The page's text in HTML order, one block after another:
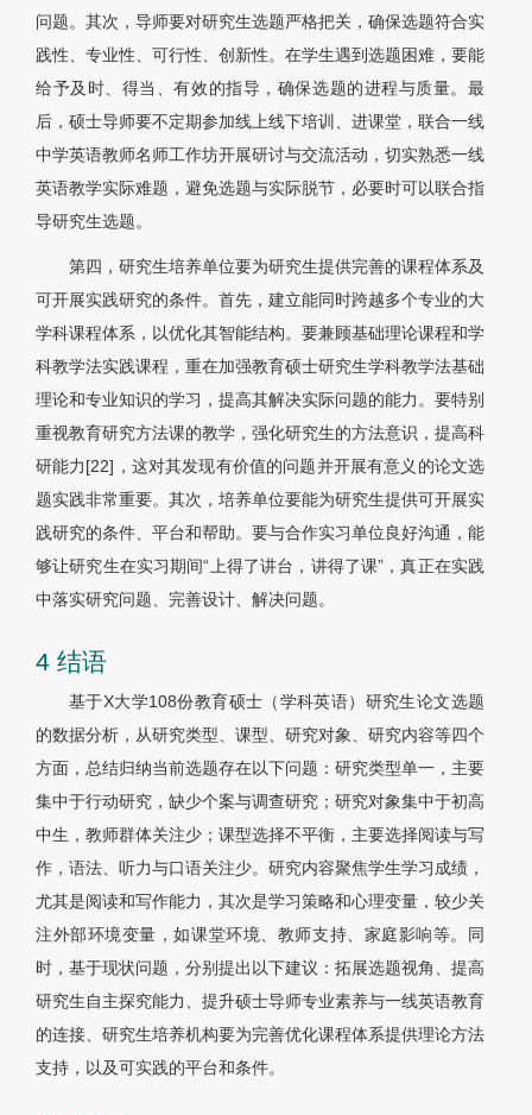
问题。其次，导师要对研究生选题严格把关，确保选题符合实
践性、专业性、可行性、创新性。在学生遇到选题困难，要能
给予及时、得当、有效的指导，确保选题的进程与质量。最
后，硕士导师要不定期参加线上线下培训、进课堂，联合一线
中学英语教师名师工作坊开展研讨与交流活动，切实熟悉一线
英语教学实际难题，避免选题与实际脱节，必要时可以联合指
导研究生选题。
第四，研究生培养单位要为研究生提供完善的课程体系及
可开展实践研究的条件。首先，建立能同时跨越多个专业的大
学科课程体系，以优化其智能结构。要兼顾基础理论课程和学
科教学法实践课程，重在加强教育硕士研究生学科教学法基础
理论和专业知识的学习，提高其解决实际问题的能力。要特别
重视教育研究方法课的教学，强化研究生的方法意识，提高科
研能力[22]，这对其发现有价值的问题并开展有意义的论文选
题实践非常重要。其次，培养单位要能为研究生提供可开展实
践研究的条件、平台和帮助。要与合作实习单位良好沟通，能
够让研究生在实习期间“上得了讲台，讲得了课”，真正在实践
中落实研究问题、完善设计、解决问题。
4 结语
基于X大学108份教育硕士（学科英语）研究生论文选题
的数据分析，从研究类型、课型、研究对象、研究内容等四个
方面，总结归纳当前选题存在以下问题：研究类型单一，主要
集中于行动研究，缺少个案与调查研究；研究对象集中于初高
中生，教师群体关注少；课型选择不平衡，主要选择阅读与写
作，语法、听力与口语关注少。研究内容聚焦学生学习成绩，
尤其是阅读和写作能力，其次是学习策略和心理变量，较少关
注外部环境变量，如课堂环境、教师支持、家庭影响等。同
时，基于现状问题，分别提出以下建议：拓展选题视角、提高
研究生自主探究能力、提升硕士导师专业素养与一线英语教育
的连接、研究生培养机构要为完善优化课程体系提供理论方法
支持，以及可实践的平台和条件。